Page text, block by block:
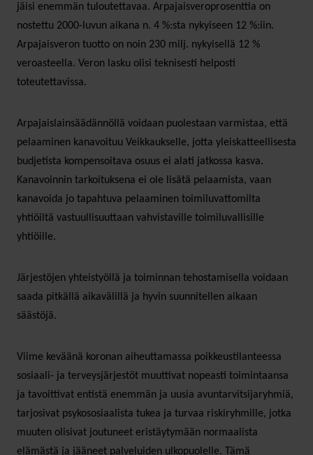
jäisi enemmän tuloutettavaa. Arpajaisveroprosenttia on
nostettu 2000-luvun aikana n. 4 %:sta nykyiseen 12 %:iin.
Arpajaisveron tuotto on noin 230 milj. nykyisellä 12 %
veroasteella. Veron lasku olisi teknisesti helposti
toteutettavissa.
Arpajaislainsäädännöllä voidaan puolestaan varmistaa, että
pelaaminen kanavoituu Veikkaukselle, jotta yleiskatteellisesta
budjetista kompensoitava osuus ei alati jatkossa kasva.
Kanavoinnin tarkoituksena ei ole lisätä pelaamista, vaan
kanavoida jo tapahtuva pelaaminen toimiluvattomilta
yhtiöiltä vastuullisuuttaan vahvistaville toimiluvallisille
yhtiöille.
Järjestöjen yhteistyöllä ja toiminnan tehostamisella voidaan
saada pitkällä aikavälillä ja hyvin suunnitellen aikaan
säästöjä.
Viime keväänä koronan aiheuttamassa poikkeustilanteessa
sosiaali- ja terveysjärjestöt muuttivat nopeasti toimintaansa
ja tavoittivat entistä enemmän ja uusia avuntarvitsijaryhmiä,
tarjosivat psykososiaalista tukea ja turvaa riskiryhmille, jotka
muuten olisivat joutuneet eristäytymään normaalista
elämästä ja jääneet palveluiden ulkopuolelle. Tämä